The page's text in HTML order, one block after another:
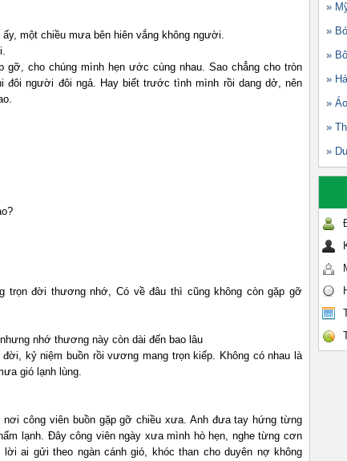
một chiều mưa bên hiên vắng không người.
gỡ, cho chúng mình hẹn ước cùng nhau. Sao chẳng cho tròn
đôi người đôi ngả. Hay biết trước tình mình rồi dang dở, nên
trọn đời thương nhớ, Có về đâu thì cũng không còn gặp gỡ
nhớ thương này còn dài đến bao lâu
kỷ niệm buồn rồi vương mang trọn kiếp. Không có nhau là
gió lạnh lùng.
nơi công viên buồn gặp gỡ chiều xưa. Anh đưa tay hứng từng
lạnh. Đây công viên ngày xưa mình hò hẹn, nghe từng cơn
ai gửi theo ngàn cánh gió, khóc than cho duyên nợ không
»
»
»
»
»
»
»